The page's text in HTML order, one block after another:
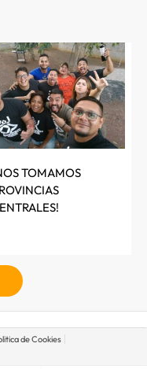
TOMAMOS
de Cookies